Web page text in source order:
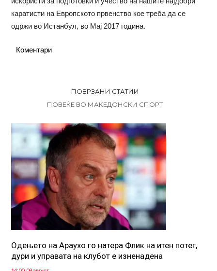
каратисти на Европското првенство кое треба да се
одржи во Истанбул, во Мај 2017 година.
Коментари
ПОВРЗАНИ СТАТИИ
ПОВЕЌЕ ВО МАКЕДОНСКИ СПОРТ
Одењето на Араухо го натера Флик на итен потег,
дури и управата на клубот е изненадена